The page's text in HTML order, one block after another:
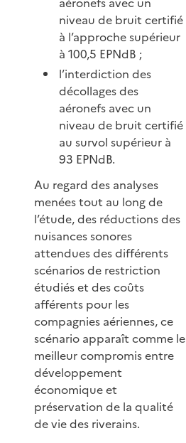
niveau de bruit certifié
à l’approche supérieur
à 100,5 EPNdB ;
l’interdiction des
décollages des
aéronefs avec un
niveau de bruit certifié
au survol supérieur à
93 EPNdB.
Au regard des analyses
menées tout au long de
l’étude, des réductions des
nuisances sonores
attendues des différents
scénarios de restriction
étudiés et des coûts
afférents pour les
compagnies aériennes, ce
scénario apparaît comme le
meilleur compromis entre
développement
économique et
préservation de la qualité
de vie des riverains.